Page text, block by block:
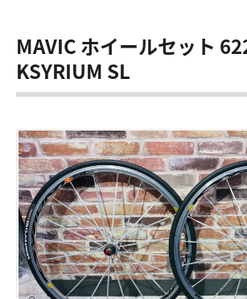
MAVIC ホイールセット
KSYRIUM SL